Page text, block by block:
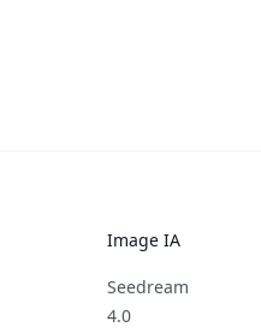
Image IA
Seedream
4.0